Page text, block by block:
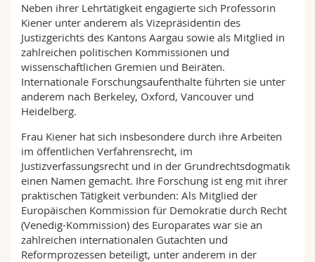
Neben ihrer Lehrtätigkeit engagierte sich Professorin
Kiener unter anderem als Vizepräsidentin des
Justizgerichts des Kantons Aargau sowie als Mitglied in
zahlreichen politischen Kommissionen und
wissenschaftlichen Gremien und Beiräten.
Internationale Forschungsaufenthalte führten sie unter
anderem nach Berkeley, Oxford, Vancouver und
Heidelberg.
Frau Kiener hat sich insbesondere durch ihre Arbeiten
im öffentlichen Verfahrensrecht, im
Justizverfassungsrecht und in der Grundrechtsdogmatik
einen Namen gemacht. Ihre Forschung ist eng mit ihrer
praktischen Tätigkeit verbunden: Als Mitglied der
Europäischen Kommission für Demokratie durch Recht
(Venedig-Kommission) des Europarates war sie an
zahlreichen internationalen Gutachten und
Reformprozessen beteiligt, unter anderem in der